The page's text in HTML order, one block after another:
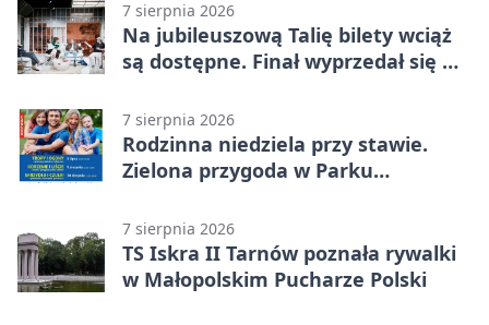
7 sierpnia 2026
Na jubileuszową Talię bilety wciąż
są dostępne. Finał wyprzedał się w
7 sierpnia 2026
Rodzinna niedziela przy stawie.
Zielona przygoda w Parku
7 sierpnia 2026
TS Iskra II Tarnów poznała rywalki
w Małopolskim Pucharze Polski